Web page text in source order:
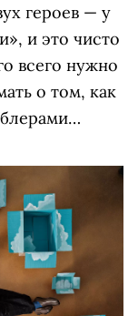
героев — у
и это чисто
всего нужно
о том, как